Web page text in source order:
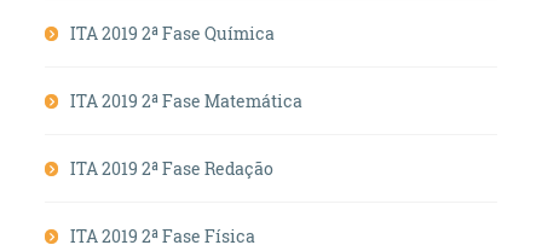
ITA 2019 2ª Fase Química
ITA 2019 2ª Fase Matemática
ITA 2019 2ª Fase Redação
ITA 2019 2ª Fase Física